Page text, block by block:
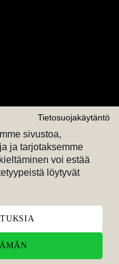
Tietosuojakäytäntö
sivustoa,
ja tarjotaksemme
voi estää
löytyvät
meitä